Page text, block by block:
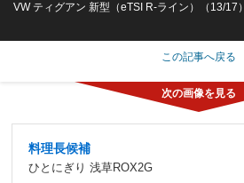
VW ティグアン 新型（eTSI R-ライン）（13/17）
この記事へ戻る
料理長候補
ひとにぎり 浅草ROX2G